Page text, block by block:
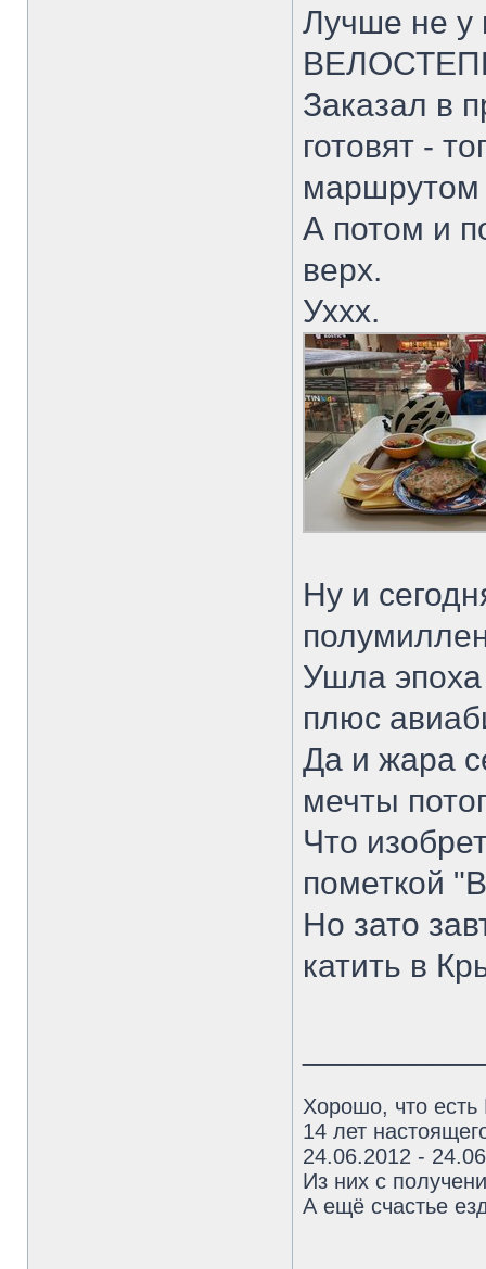
Лучше не у
Заказал в
готовят -
маршрутом
А потом и
верх.
Уххх.
Ну и
Ушла эпоха
плюс
Да и жара
мечты
Что
пометкой
Но зато
катить в
Хорошо, что
14 лет
24.06.2012 -
Из них с
А ещё счастье